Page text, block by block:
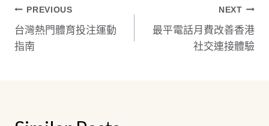
文
章
PREVIOUS
台灣熱門體育投注運動
指南
NEXT
最平電話月費改善香港
社交連接體驗